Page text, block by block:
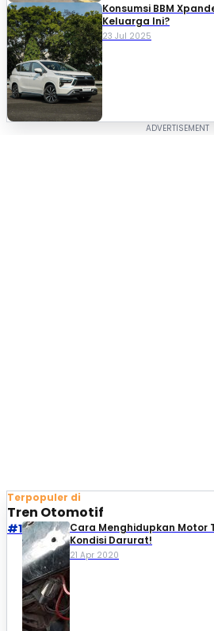
Konsumsi BBM
Keluarga Ini?
23 Jul 2025
Terpopuler di
Tren Otomotif
#1
Cara Menghidupkan Motor
Kondisi Darurat!
21 Apr 2020